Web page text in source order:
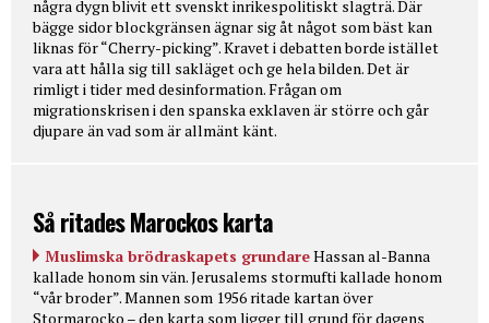
några dygn blivit ett svenskt inrikespolitiskt slagträ. Där
bägge sidor blockgränsen ägnar sig åt något som bäst kan
liknas för “Cherry-picking”. Kravet i debatten borde istället
vara att hålla sig till sakläget och ge hela bilden. Det är
rimligt i tider med desinformation. Frågan om
migrationskrisen i den spanska exklaven är större och går
djupare än vad som är allmänt känt.
Så ritades Marockos karta
Muslimska brödraskapets grundareHassan al-Banna
kallade honom sin vän. Jerusalems stormufti kallade honom
“vår broder”. Mannen som 1956 ritade kartan över
Stormarocko – den karta som ligger till grund för dagens